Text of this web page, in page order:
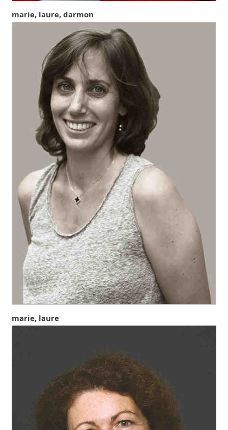
marie, laure, darmon
marie, laure